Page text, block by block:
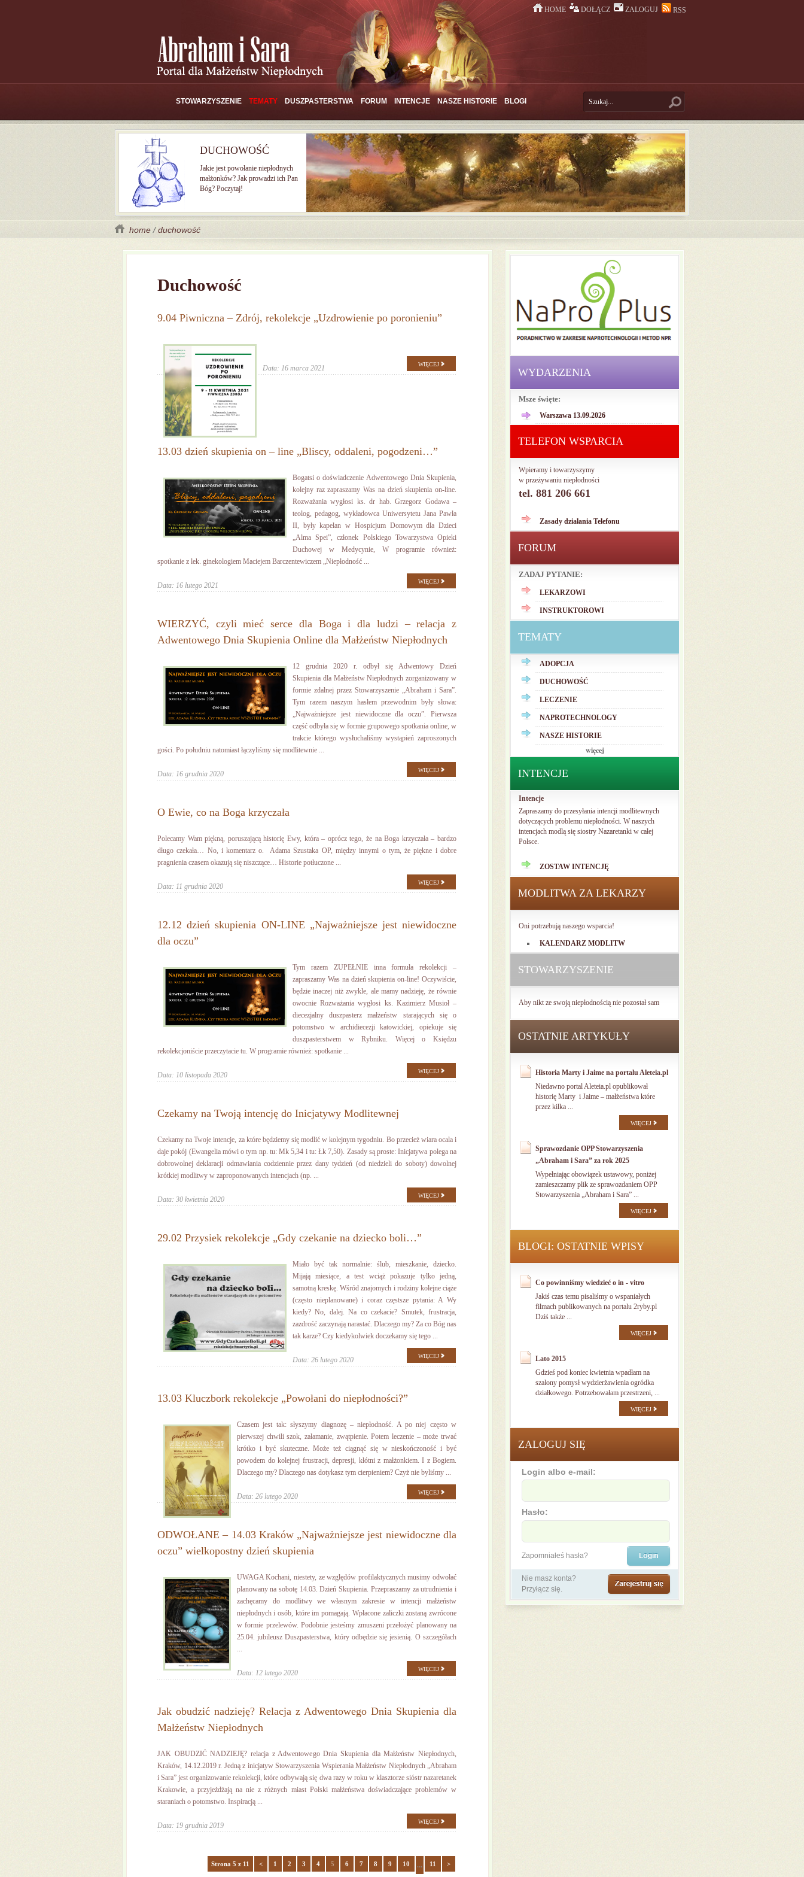
HOME DOŁĄCZ ZALOGUJ RSS
STOWARZYSZENIE TEMATY DUSZPASTERSTWA FORUM INTENCJE NASZE HISTORIE BLOGI
DUCHOWOŚĆ
Jakie jest powołanie niepłodnych
małżonków? Jak prowadzi ich Pan
Bóg? Poczytaj!
home /duchowość
Duchowość
9.04 Piwniczna – Zdrój, rekolekcje „Uzdrowienie po poronieniu”
Data: 16 marca 2021 WIĘCEJ
13.03 dzień skupienia on – line „Bliscy, oddaleni, pogodzeni…”
Bogatsi o doświadczenie Adwentowego Dnia Skupienia,
kolejny raz zapraszamy Was na dzień skupienia on-line.
Rozważania wygłosi ks. dr hab. Grzegorz Godawa –
teolog, pedagog, wykładowca Uniwersytetu Jana Pawła
II, były kapelan w Hospicjum Domowym dla Dzieci
„Alma Spei”, członek Polskiego Towarzystwa Opieki
Duchowej w Medycynie, W programie również:
spotkanie z lek. ginekologiem Maciejem Barczentewiczem „Niepłodność ...
Data: 16 lutego 2021 WIĘCEJ
WIERZYĆ, czyli mieć serce dla Boga i dla ludzi – relacja z
Adwentowego Dnia Skupienia Online dla Małżeństw Niepłodnych
12 grudnia 2020 r. odbył się Adwentowy Dzień
Skupienia dla Małżeństw Niepłodnych zorganizowany w
formie zdalnej przez Stowarzyszenie „Abraham i Sara”.
Tym razem naszym hasłem przewodnim były słowa:
„Najważniejsze jest niewidoczne dla oczu”. Pierwsza
część odbyła się w formie grupowego spotkania online, w
trakcie którego wysłuchaliśmy wystąpień zaproszonych
gości. Po południu natomiast łączyliśmy się modlitewnie ...
Data: 16 grudnia 2020 WIĘCEJ
O Ewie, co na Boga krzyczała
Polecamy Wam piękną, poruszającą historię Ewy, która – oprócz tego, że na Boga krzyczała – bardzo
długo czekała… No, i komentarz o. Adama Szustaka OP, między innymi o tym, że piękne i dobre
pragnienia czasem okazują się niszczące… Historie potłuczone ...
Data: 11 grudnia 2020 WIĘCEJ
12.12 dzień skupienia ON-LINE „Najważniejsze jest niewidoczne
dla oczu”
Tym razem ZUPEŁNIE inna formuła rekolekcji –
zapraszamy Was na dzień skupienia on-line! Oczywiście,
będzie inaczej niż zwykle, ale mamy nadzieję, że równie
owocnie Rozważania wygłosi ks. Kazimierz Musioł –
diecezjalny duszpasterz małżeństw starających się o
potomstwo w archidiecezji katowickiej, opiekuje się
duszpasterstwem w Rybniku. Więcej o Księdzu
rekolekcjoniście przeczytacie tu. W programie również: spotkanie ...
Data: 10 listopada 2020 WIĘCEJ
Czekamy na Twoją intencję do Inicjatywy Modlitewnej
Czekamy na Twoje intencje, za które będziemy się modlić w kolejnym tygodniu. Bo przecież wiara ocala i
daje pokój (Ewangelia mówi o tym np. tu: Mk 5,34 i tu: Łk 7,50). Zasady są proste: Inicjatywa polega na
dobrowolnej deklaracji odmawiania codziennie przez dany tydzień (od niedzieli do soboty) dowolnej
krótkiej modlitwy w zaproponowanych intencjach (np. ...
Data: 30 kwietnia 2020 WIĘCEJ
29.02 Przysiek rekolekcje „Gdy czekanie na dziecko boli…”
Miało być tak normalnie: ślub, mieszkanie, dziecko.
Mijają miesiące, a test wciąż pokazuje tylko jedną,
samotną kreskę. Wśród znajomych i rodziny kolejne ciąże
(często nieplanowane) i coraz częstsze pytania: A Wy
kiedy? No, dalej. Na co czekacie? Smutek, frustracja,
zazdrość zaczynają narastać. Dlaczego my? Za co Bóg nas
tak karze? Czy kiedykolwiek doczekamy się tego ...
Data: 26 lutego 2020 WIĘCEJ
13.03 Kluczbork rekolekcje „Powołani do niepłodności?”
Czasem jest tak: słyszymy diagnozę – niepłodność. A po niej często w
pierwszej chwili szok, załamanie, zwątpienie. Potem leczenie – może trwać
krótko i być skuteczne. Może też ciągnąć się w nieskończoność i być
powodem do kolejnej frustracji, depresji, kłótni z małżonkiem. I z Bogiem.
Dlaczego my? Dlaczego nas dotykasz tym cierpieniem? Czyż nie byliśmy ...
Data: 26 lutego 2020 WIĘCEJ
ODWOŁANE – 14.03 Kraków „Najważniejsze jest niewidoczne dla
oczu” wielkopostny dzień skupienia
UWAGA Kochani, niestety, ze względów profilaktycznych musimy odwołać
planowany na sobotę 14.03. Dzień Skupienia. Przepraszamy za utrudnienia i
zachęcamy do modlitwy we własnym zakresie w intencji małżeństw
niepłodnych i osób, które im pomagają. Wpłacone zaliczki zostaną zwrócone
w formie przelewów. Podobnie jesteśmy zmuszeni przełożyć planowany na
25.04. jubileusz Duszpasterstwa, który odbędzie się jesienią. O szczegółach
...
Data: 12 lutego 2020 WIĘCEJ
Jak obudzić nadzieję? Relacja z Adwentowego Dnia Skupienia dla
Małżeństw Niepłodnych
JAK OBUDZIĆ NADZIEJĘ? relacja z Adwentowego Dnia Skupienia dla Małżeństw Niepłodnych,
Kraków, 14.12.2019 r. Jedną z inicjatyw Stowarzyszenia Wspierania Małżeństw Niepłodnych „Abraham
i Sara” jest organizowanie rekolekcji, które odbywają się dwa razy w roku w klasztorze sióstr nazaretanek
Krakowie, a przyjeżdżają na nie z różnych miast Polski małżeństwa doświadczające problemów w
staraniach o potomstwo. Inspiracją ...
Data: 19 grudnia 2019 WIĘCEJ
Strona 5 z 11 < 1 2 3 4 5 6 7 8 9 10 ... 11 >
WYDARZENIA
Msze święte:
Warszawa 13.09.2026
TELEFON WSPARCIA
Wpieramy i towarzyszymy
w przeżywaniu niepłodności
tel. 881 206 661
Zasady działania Telefonu
FORUM
ZADAJ PYTANIE:
LEKARZOWI
INSTRUKTOROWI
TEMATY
ADOPCJA
DUCHOWOŚĆ
LECZENIE
NAPROTECHNOLOGY
NASZE HISTORIE
więcej
INTENCJE
Intencje
Zapraszamy do przesyłania intencji modlitewnych
dotyczących problemu niepłodności. W naszych
intencjach modlą się siostry Nazaretanki w całej
Polsce.
ZOSTAW INTENCJĘ
MODLITWA ZA LEKARZY
Oni potrzebują naszego wsparcia!
KALENDARZ MODLITW
STOWARZYSZENIE
Aby nikt ze swoją niepłodnością nie pozostał sam
OSTATNIE ARTYKUŁY
Historia Marty i Jaime na portalu Aleteia.pl
Niedawno portal Aleteia.pl opublikował
historię Marty i Jaime – małżeństwa które
przez kilka ...
WIĘCEJ
Sprawozdanie OPP Stowarzyszenia
„Abraham i Sara” za rok 2025
Wypełniając obowiązek ustawowy, poniżej
zamieszczamy plik ze sprawozdaniem OPP
Stowarzyszenia „Abraham i Sara” ...
WIĘCEJ
BLOGI: OSTATNIE WPISY
Co powinniśmy wiedzieć o in - vitro
Jakiś czas temu pisaliśmy o wspaniałych
filmach publikowanych na portalu 2ryby.pl
Dziś także ...
WIĘCEJ
Lato 2015
Gdzieś pod koniec kwietnia wpadłam na
szalony pomysł wydzierżawienia ogródka
działkowego. Potrzebowałam przestrzeni, ...
WIĘCEJ
ZALOGUJ SIĘ
Login albo e-mail:
Hasło:
Zapomniałeś hasła?
Nie masz konta?
Przyłącz się.